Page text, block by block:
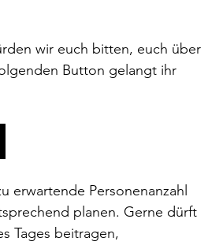
wir euch bitten, euch über
Button gelangt ihr
erwartende Personenanzahl
planen. Gerne dürft
Tages beitragen,